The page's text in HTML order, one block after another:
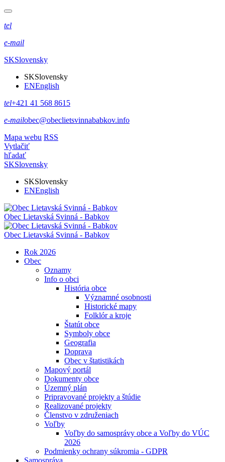
tel
e-mail
SKSlovensky
SKSlovensky
ENEnglish
tel+421 41 568 8615
e-mailobec@obeclietsvinnababkov.info
Mapa webu RSS
Vytlačiť
hľadať
SKSlovensky
SKSlovensky
ENEnglish
Obec Lietavská Svinná - Babkov
Obec Lietavská Svinná - Babkov
Rok 2026
Obec
Oznamy
Info o obci
História obce
Významné osobnosti
Historické mapy
Folklór a kroje
Štatút obce
Symboly obce
Geografia
Doprava
Obec v štatistikách
Mapový portál
Dokumenty obce
Územný plán
Pripravované projekty a štúdie
Realizované projekty
Členstvo v združeniach
Voľby
Voľby do samosprávy obce a Voľby do VÚC
2026
Podmienky ochrany súkromia - GDPR
Samospráva